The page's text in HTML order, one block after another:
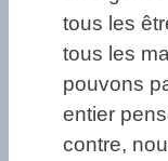
tous les
tous les
pouvons
entier
contre,